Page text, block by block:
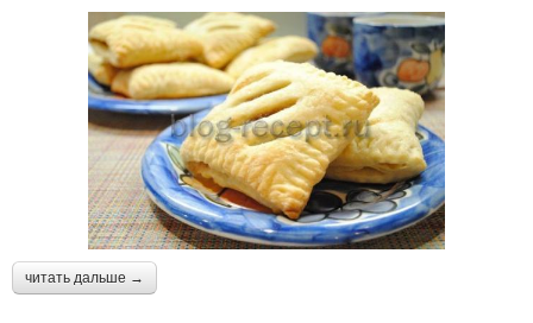
читать дальше →